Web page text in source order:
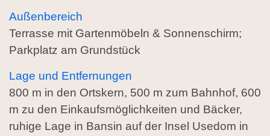
Außenbereich
Terrasse mit Gartenmöbeln & Sonnenschirm;
Parkplatz am Grundstück
Lage und Entfernungen
800 m in den Ortskern, 500 m zum Bahnhof, 600
m zu den Einkaufsmöglichkeiten und Bäcker,
ruhige Lage in Bansin auf der Insel Usedom in